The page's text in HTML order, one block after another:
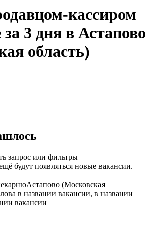
кассиром
3 дня в Астапово
область)
запрос или фильтры
будут появляться новые вакансии.
Астапово (Московская
в названии вакансии, в названии
вакансии